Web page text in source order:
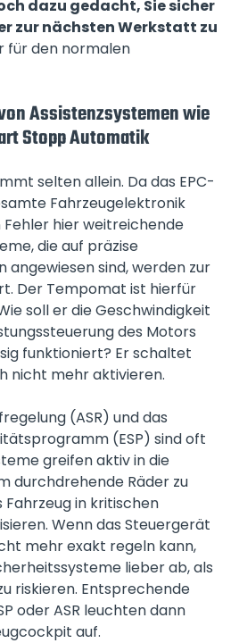
dazu gedacht, Sie sicher
zur nächsten Werkstatt zu
für den normalen
Assistenzsystemen wie
Stopp Automatik
selten allein. Da das EPC-
Fahrzeugelektronik
hier weitreichende
die auf präzise
angewiesen sind, werden zur
Der Tempomat ist hierfür
soll er die Geschwindigkeit
des Motors
funktioniert? Er schaltet
nicht mehr aktivieren.
(ASR) und das
(ESP) sind oft
greifen aktiv in die
durchdrehende Räder zu
in kritischen
Wenn das Steuergerät
mehr exakt regeln kann,
lieber ab, als
riskieren. Entsprechende
oder ASR leuchten dann
auf.